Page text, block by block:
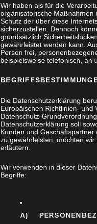
Wir haben als für die
organisatorische Maßnahmen
Schutz der über diese
sicherzustellen. Dennoch
grundsätzlich
gewährleistet werden kann.
Person frei,
beispielsweise telefonisch, an
Die Datenschutzerklärung
Europäischen Richtlinien- und
Datenschutz-
Datenschutzerklärung soll
Kunden und
zu gewährleisten, möchten
erläutern.
Wir verwenden in dieser
Begriffe:
A)